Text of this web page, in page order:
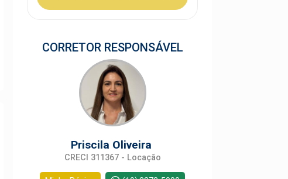
CORRETOR RESPONSÁVEL
Priscila Oliveira
CRECI 311367 - Locação